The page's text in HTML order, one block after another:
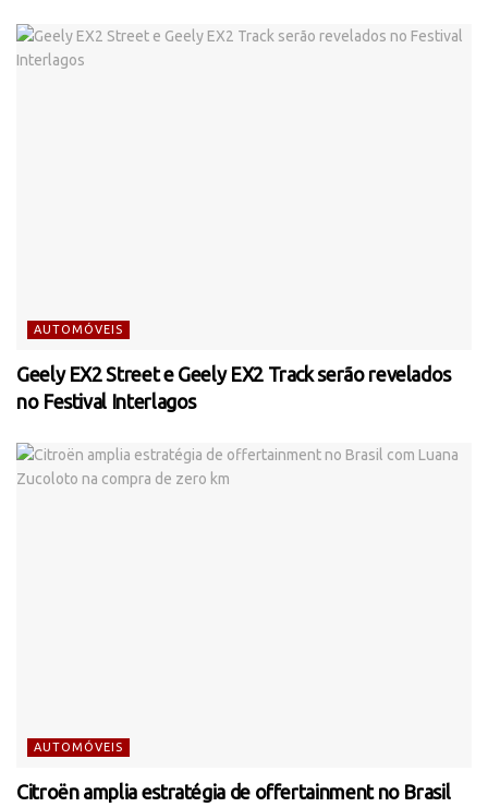
AUTOMÓVEIS
Geely EX2 Street e Geely EX2 Track serão revelados
no Festival Interlagos
AUTOMÓVEIS
Citroën amplia estratégia de offertainment no Brasil